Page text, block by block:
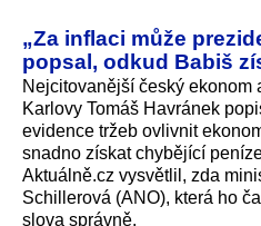
„Za inflaci může
popsal, odkud Babiš
Nejcitovanější český ekonom
Karlovy Tomáš Havránek
evidence tržeb ovlivnit
snadno získat chybějící
Aktuálně.cz vysvětlil, zda
Schillerová (ANO), která ho
slova správně.